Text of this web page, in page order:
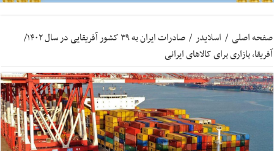
صفحه اصلی / اسلایدر /
صادرات ایران به ۳۹ کشور آفریقایی در سال ۱۴۰۲/
آفریقا، بازاری برای کالاهای ایرانی